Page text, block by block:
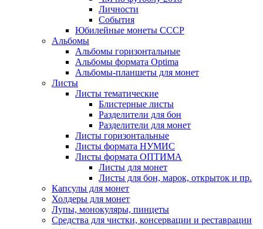
Личности
События
Юбилейные монеты СССР
Альбомы
Альбомы горизонтальные
Альбомы формата Optima
Альбомы-планшеты для монет
Листы
Листы тематические
Блистерные листы
Разделители для бон
Разделители для монет
Листы горизонтальные
Листы формата НУМИС
Листы формата ОПТИМА
Листы для монет
Листы для бон, марок, открыток и пр.
Капсулы для монет
Холдеры для монет
Лупы, монокуляры, пинцеты
Средства для чистки, консервации и реставрации